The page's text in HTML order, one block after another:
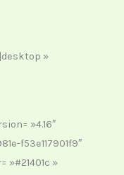
»
»4.16″
f53e117901f9″
»